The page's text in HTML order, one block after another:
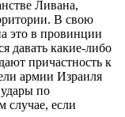
Ливана,
В свою
это в провинции
давать какие-либо
причастность к
армии Израиля
по
случае, если